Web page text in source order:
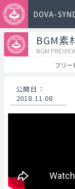
DOVA-
BGM素
BGM
フリ
公開日 ：
2018.11.08